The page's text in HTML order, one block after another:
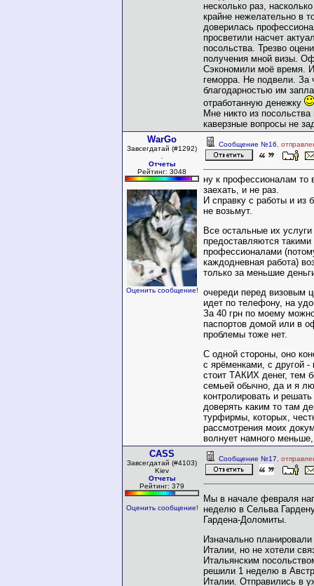
несколько раз,
крайне нежелательно в
доверилась
просветили насчет
посольства. Трезво
получения мной визы.
Сэкономили моё время.
геморра. Не подвели. За
благодарностью им
отработанную денежку
Мне никто из посольства
каверзные вопросы не
WarGo
Завсегдатай (#1292)
Отчеты
Рейтинг: 3048
Оценить сообщение!
Сообщение №16 ,
ну к профессионалам то
заехать, и не раз.
И справку с работы и из
не возьмут.
Все остальные их
предоставляются
профессионалами
каждодневная работа)
только за меньшие
очереди перед визовым
идет по телефону, на
За 40 грн по моему
паспортов домой или в
проблемы тоже нет.
С одной стороны, оно
с ярёменками, с другой -
стоит ТАКИХ денег, тем
семьей обычно, да и я
контролировать и
доверять каким то там
турфирмы, которых,
рассмотрения моих
волнует намного
CASS
Завсегдатай (#4103)
Kiev
Отчеты
Рейтинг: 379
Оценить сообщение!
Сообщение №17 ,
Мы в начале февраля
неделю в Сельва
Гардена-Доломиты.
Изначально
Италии, но не хотели
Итальянским
решили 1 неделю в
Италии. Отправились в